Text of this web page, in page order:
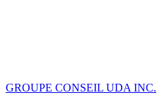
GROUPE CONSEIL UDA INC.